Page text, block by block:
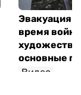
Эвакуация
время
основные
Видео